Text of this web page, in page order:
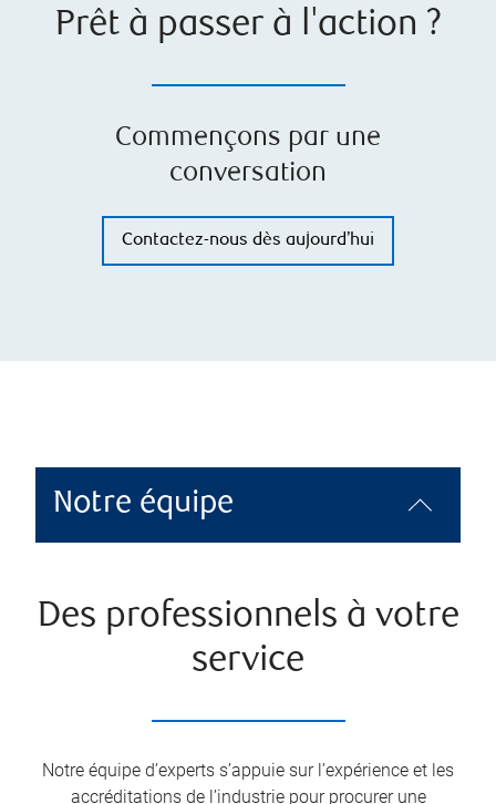
Prêt à passer à l'action ?
Commençons par une
conversation
Contactez-nous dès aujourd’hui
Notre équipe
Des professionnels à votre
service
Notre équipe d’experts s’appuie sur l’expérience et les
accréditations de l’industrie pour procurer une